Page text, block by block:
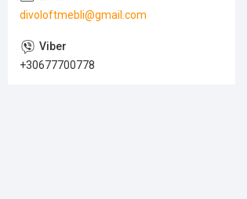
divoloftmebli@gmail.com
+30677700778